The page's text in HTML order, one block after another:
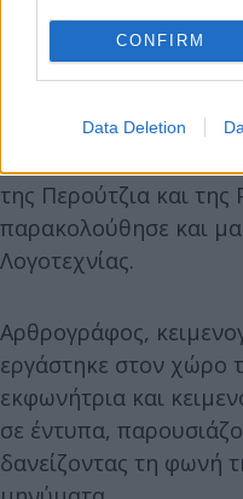
CONFIRM
Data Deletion
κινησιολογία και
Θεσσαλονίκη και
Έπαιξε σε θεατρικές
της Περούτζια και
παρακολούθησε και
Λογοτεχνίας.
Αρθρογράφος,
εργάστηκε στον χώρο
εκφωνήτρια και
σε έντυπα,
δανείζοντας τη φωνή